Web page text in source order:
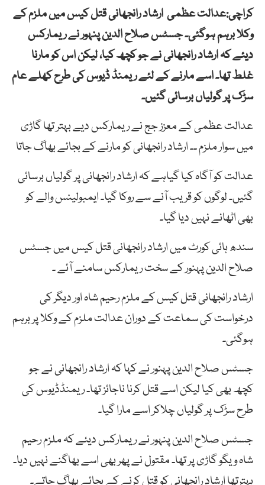
کراچی:عدالت عظمی ارشاد رانجھانی قتل کیس میں ملزم کے
وکلا برہم ہوگئی۔ جسٹس صلاح الدین پنہور نے ریمارکس
دیئے کہ ارشاد رانجھانی نے جو کچھ کیا، لیکن اس کو مارنا
غلط تھا۔ اسے مارنے کے لئے ریمنڈ ڈیوس کی طرح کھلے عام
سڑک پر گولیاں برسائی گئیں۔
عدالت عظمی کے معزز جج نے ریمارکس دیے بہتر تھا گاڑی
میں سوار ملزم ۔۔ ارشاد رانجھانی کو مارنے کے بجائے بھاگ جاتا
عدالت کو آگاہ کیا گیاہے کہ ارشاد رانجھانی پر گولیاں برسائی
گئیں۔ لوگوں کو قریب آنے سے روکا گیا۔ ایمبولینس والے کو
بھی اٹھانے نہیں دیا گیا۔
سندھ ہائی کورٹ میں ارشاد رانجھانی قتل کیس میں جسٹس
صلاح الدین پہنور کے سخت ریمارکس سامنے آئے ۔
ارشاد رانجھانی قتل کیس کے ملزم رحیم شاہ اور دیگر کی
درخواست کی سماعت کے دوران عدالت ملزم کے وکلا پر برہم
ہوگئی۔
جسٹس صلاح الدین پہنور نے کہا کہ ارشاد رانجھانی نے جو
کچھ بھی کیا لیکن اسے قتل کرنا ناجائز تھا۔ ریمنڈڈیوس کی
طرح سڑک پر گولیاں چلاکر اسے مارا گیا۔
جسٹس صلاح الدین پنہور نے ریمارکس دیئے کہ ملزم رحیم
شاہ ویگو گاڑی پر تھا۔ مقتول نے پھر بھی اسے بھاگنے نہیں دیا۔
بہترتھا ارشاد رانجھانی کو قتل کرنے کے بجائے بھاگ جاتے۔